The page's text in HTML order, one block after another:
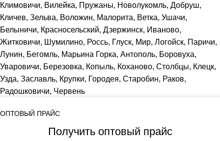
Климовичи, Вилейка, Пружаны, Новолукомль, Добруш,
Кличев, Зельва, Воложин, Малорита, Ветка, Ушачи,
Белыничи, Красносельский, Дзержинск, Иваново,
Житковичи, Шумилино, Россь, Глуск, Мир, Логойск, Паричи,
Лунин, Бегомль, Марьина Горка, Антополь, Боровуха,
Уваровичи, Березовка, Копыль, Коханово, Столбцы, Клецк,
Узда, Заславль, Крупки, Городея, Старобин, Раков,
Радошковичи, Червень
ОПТОВЫЙ ПРАЙС
Получить оптовый прайс